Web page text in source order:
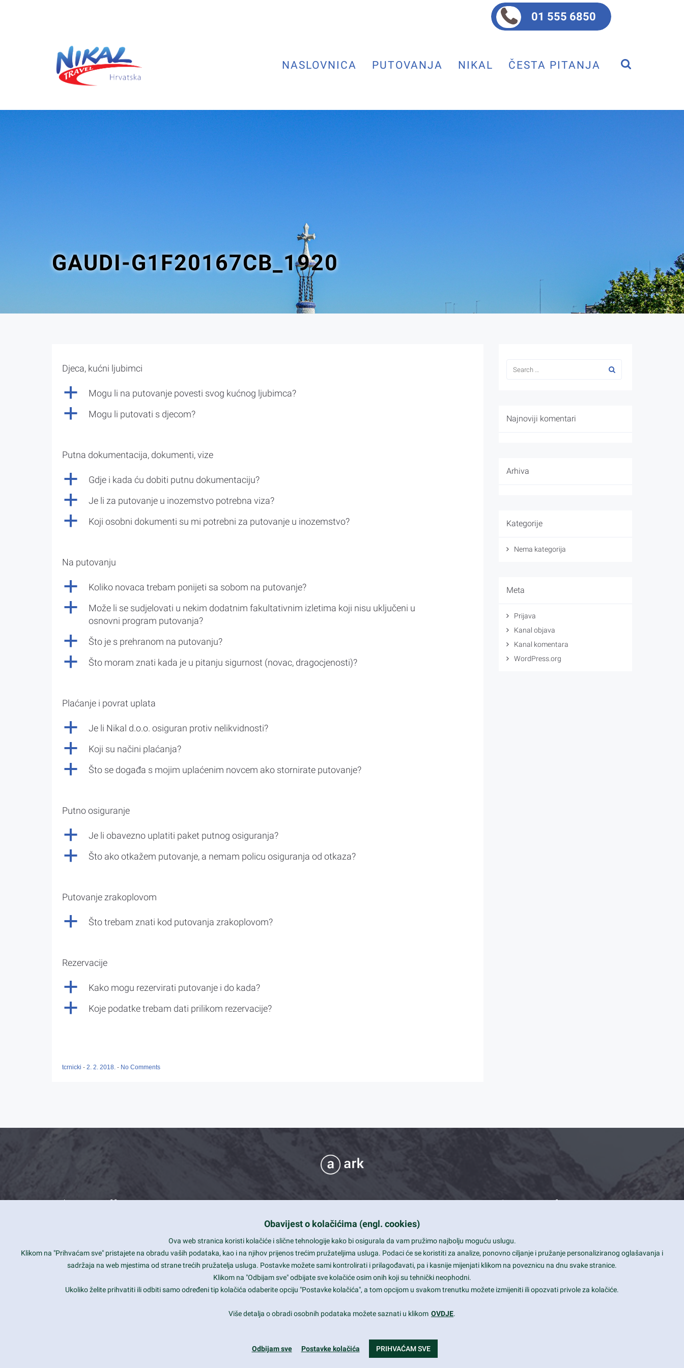
01 555 6850
NASLOVNICA PUTOVANJA NIKAL ČESTA PITANJA
GAUDI-G1F20167CB_1920
Djeca, kućni ljubimci
a Mogu li na putovanje povesti svog kućnog ljubimca?
a Mogu li putovati s djecom?
Putna dokumentacija, dokumenti, vize
a Gdje i kada ću dobiti putnu dokumentaciju?
a Je li za putovanje u inozemstvo potrebna viza?
a Koji osobni dokumenti su mi potrebni za putovanje u inozemstvo?
Na putovanju
a Koliko novaca trebam ponijeti sa sobom na putovanje?
a
Može li se sudjelovati u nekim dodatnim fakultativnim izletima koji nisu uključeni u
osnovni program putovanja?
a Što je s prehranom na putovanju?
a Što moram znati kada je u pitanju sigurnost (novac, dragocjenosti)?
Plaćanje i povrat uplata
a Je li Nikal d.o.o. osiguran protiv nelikvidnosti?
a Koji su načini plaćanja?
a Što se događa s mojim uplaćenim novcem ako stornirate putovanje?
Putno osiguranje
a Je li obavezno uplatiti paket putnog osiguranja?
a Što ako otkažem putovanje, a nemam policu osiguranja od otkaza?
Putovanje zrakoplovom
a Što trebam znati kod putovanja zrakoplovom?
Rezervacije
a Kako mogu rezervirati putovanje i do kada?
a Koje podatke trebam dati prilikom rezervacije?
tcrnicki - 2. 2. 2018. - No Comments
Najnoviji komentari
Arhiva
Kategorije
Nema kategorija
Meta
Prijava
Kanal objava
Kanal komentara
WordPress.org
What we offer
Is your website user friendly?
Ark offers weekly stunning designs.
Why our customers love Ark?
Smart and beautiful design
Unlimited Eelements
Mobile ready
Contact Info
View, CA 94043
+1 650-253-0000
Daily: 9:00 am - 6:00 pm
Obavijest o kolačićima (engl. cookies)
Ova web stranica koristi kolačiće i slične tehnologije kako bi osigurala da vam pružimo najbolju moguću uslugu.
Klikom na "Prihvaćam sve" pristajete na obradu vaših podataka, kao i na njihov prijenos trećim pružateljima usluga. Podaci će se koristiti za analize, ponovno ciljanje i pružanje personaliziranog oglašavanja i
sadržaja na web mjestima od strane trećih pružatelja usluga. Postavke možete sami kontrolirati i prilagođavati, pa i kasnije mijenjati klikom na poveznicu na dnu svake stranice.
Klikom na "Odbijam sve" odbijate sve kolačiće osim onih koji su tehnički neophodni.
Ukoliko želite prihvatiti ili odbiti samo određeni tip kolačića odaberite opciju "Postavke kolačića", a tom opcijom u svakom trenutku možete izmijeniti ili opozvati privole za kolačiće.
Više detalja o obradi osobnih podataka možete saznati u klikom OVDJE.
Odbijam sve Postavke kolačića PRIHVAĆAM SVE